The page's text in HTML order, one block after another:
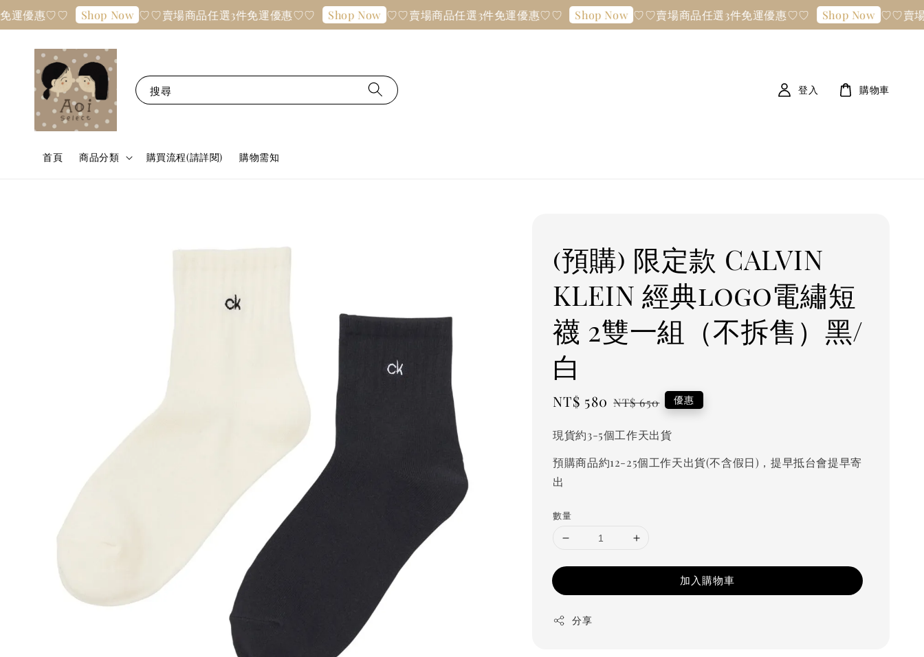
優惠♡♡ Shop Now ♡♡賣場商品任選3件免運優惠♡♡ Shop Now ♡♡賣場商品任選3件免運優惠♡♡ Shop Now ♡♡賣場商品任選3件免運優惠♡♡ Shop Now ♡♡賣場商
搜尋
首頁 商品分類 購買流程(請詳閱) 購物需知
登入 購物車
(預購) 限定款 CALVIN
KLEIN 經典logo電繡短
襪 2雙一組（不拆售）黑/
白
Sale
NT$ 580 Regular
NT$ 650 優惠
現貨約3-5個工作天出貨
預購商品約12-25個工作天出貨(不含假日)，提早抵台會提早寄
出
數量
加入購物車
分享